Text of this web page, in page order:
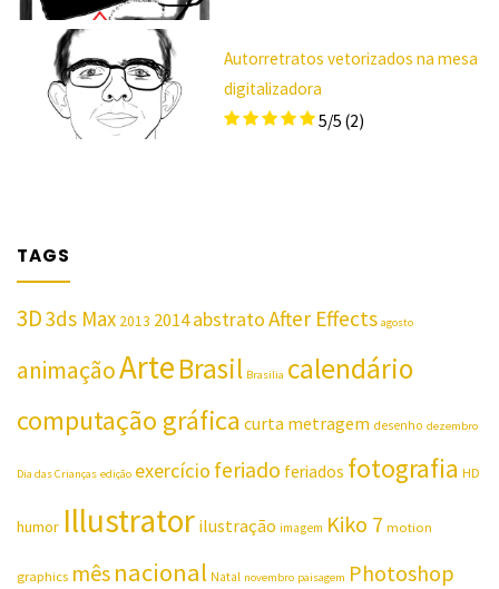
Autorretratos vetorizados na mesa
digitalizadora
5/5 (2)
TAGS
3D3ds Max 2013 2014abstratoAfter Effects agosto
animaçãoArteBrasil Brasilia calendário
computação gráfica curta metragem desenho dezembro
Dia das Crianças edição exercício feriado feriados fotografia HD
humor Illustrator ilustração imagem Kiko 7 motion
graphics mês nacional Natal novembro paisagem Photoshop